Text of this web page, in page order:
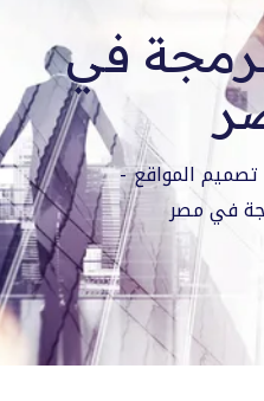
في
تصميم المواقع
في مصر